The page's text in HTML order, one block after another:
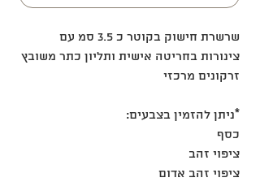
שרשרת חישוק בקוטר כ 3.5 סמ עם
צינורות בחריטה אישית ותליון כתר משובץ
זרקונים מרכזי
*ניתן להזמין בצבעים:
כסף
ציפוי זהב
ציפוי זהב אדום